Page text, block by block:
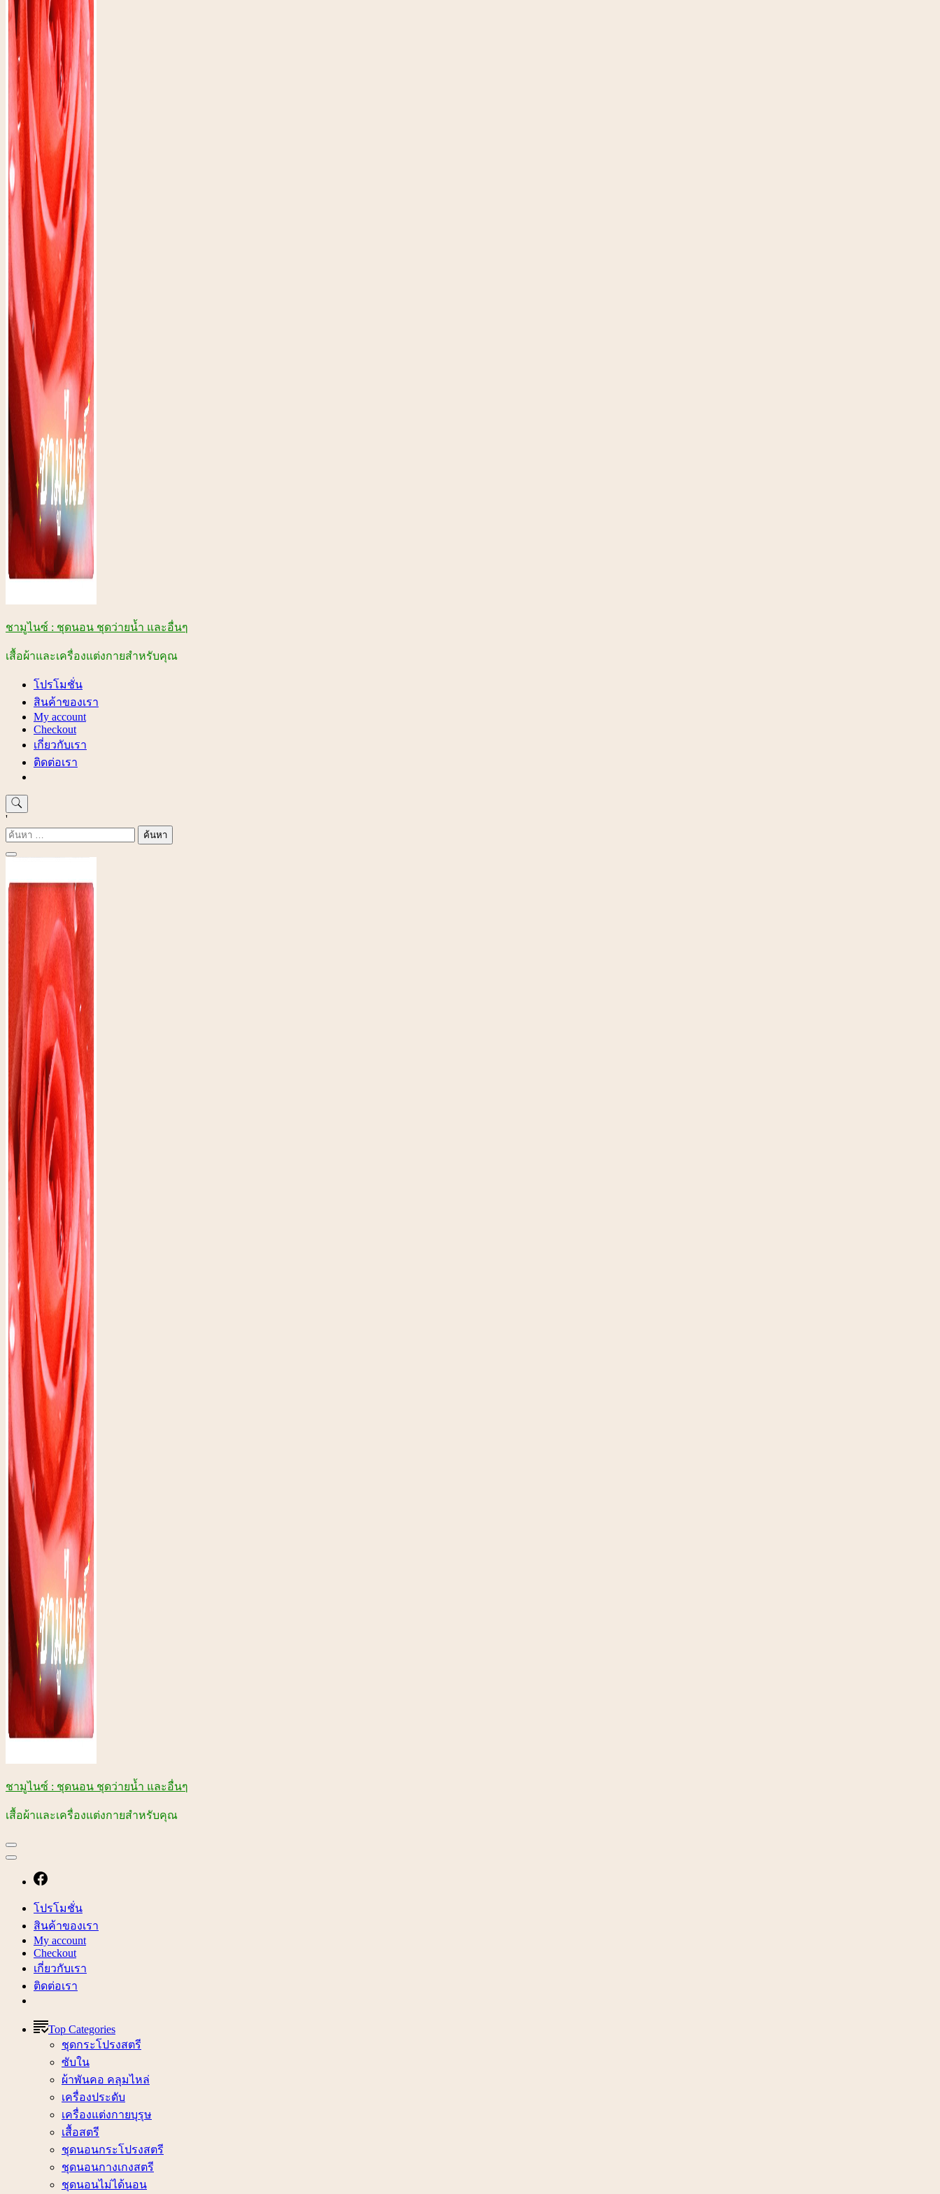
ชามูไนซ์ : ชุดนอน ชุดว่ายน้ำ และอื่นๆ
เสื้อผ้าและเครื่องแต่งกายสำหรับคุณ
โปรโมชั่น
สินค้าของเรา
My account
Checkout
เกี่ยวกับเรา
ติดต่อเรา
'
ค้นหา
สำหรับ:
ชามูไนซ์ : ชุดนอน ชุดว่ายน้ำ และอื่นๆ
เสื้อผ้าและเครื่องแต่งกายสำหรับคุณ
โปรโมชั่น
สินค้าของเรา
My account
Checkout
เกี่ยวกับเรา
ติดต่อเรา
Top Categories
ชุดกระโปรงสตรี
ซับใน
ผ้าพันคอ คลุมไหล่
เครื่องประดับ
เครื่องแต่งกายบุรุษ
เสื้อสตรี
ชุดนอนกระโปรงสตรี
ชุดนอนกางเกงสตรี
ชุดนอนไม่ได้นอน